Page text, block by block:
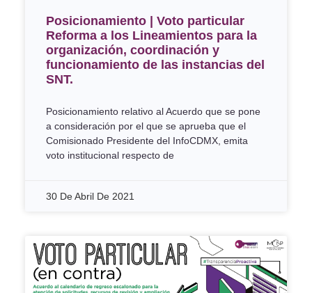
Posicionamiento | Voto particular
Reforma a los Lineamientos para la
organización, coordinación y
funcionamiento de las instancias del
SNT.
Posicionamiento relativo al Acuerdo que se pone
a consideración por el que se aprueba que el
Comisionado Presidente del InfoCDMX, emita
voto institucional respecto de
30 De Abril De 2021